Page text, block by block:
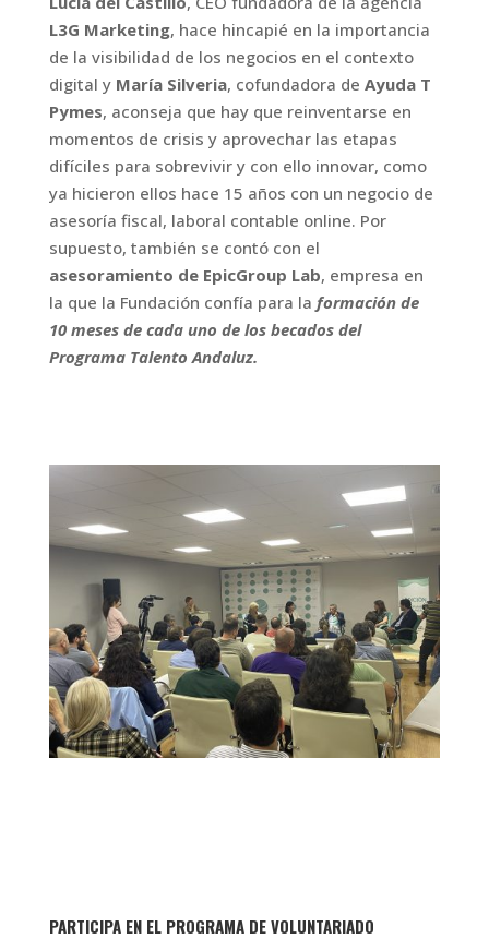
L3G Marketing, hace hincapié en la importancia
de la visibilidad de los negocios en el contexto
digital y María Silveria, cofundadora de Ayuda T
Pymes, aconseja que hay que reinventarse en
momentos de crisis y aprovechar las etapas
difíciles para sobrevivir y con ello innovar, como
ya hicieron ellos hace 15 años con un negocio de
asesoría fiscal, laboral contable online. Por
supuesto, también se contó con el
asesoramiento de EpicGroup Lab, empresa en
la que la Fundación confía para la formación de
10 meses de cada uno de los becados del
Programa Talento Andaluz.
PARTICIPA EN EL PROGRAMA DE VOLUNTARIADO